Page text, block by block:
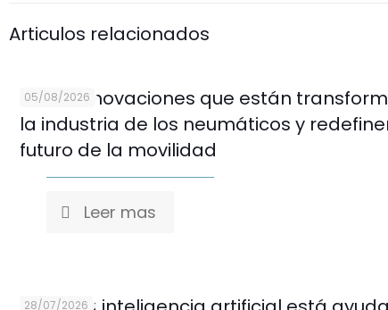
Articulos relacionados
05/08/2026
Cinco innovaciones que están
la industria de los neumáticos y
futuro de la movilidad
Leer mas
28/07/2026